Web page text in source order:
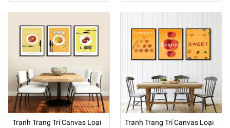
Tranh Trang Trí Canvas Loại
Tranh Trang Trí Canvas Loại